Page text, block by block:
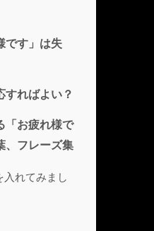
です」は失
すればよい？
「お疲れ様で
、フレーズ集
入れてみまし